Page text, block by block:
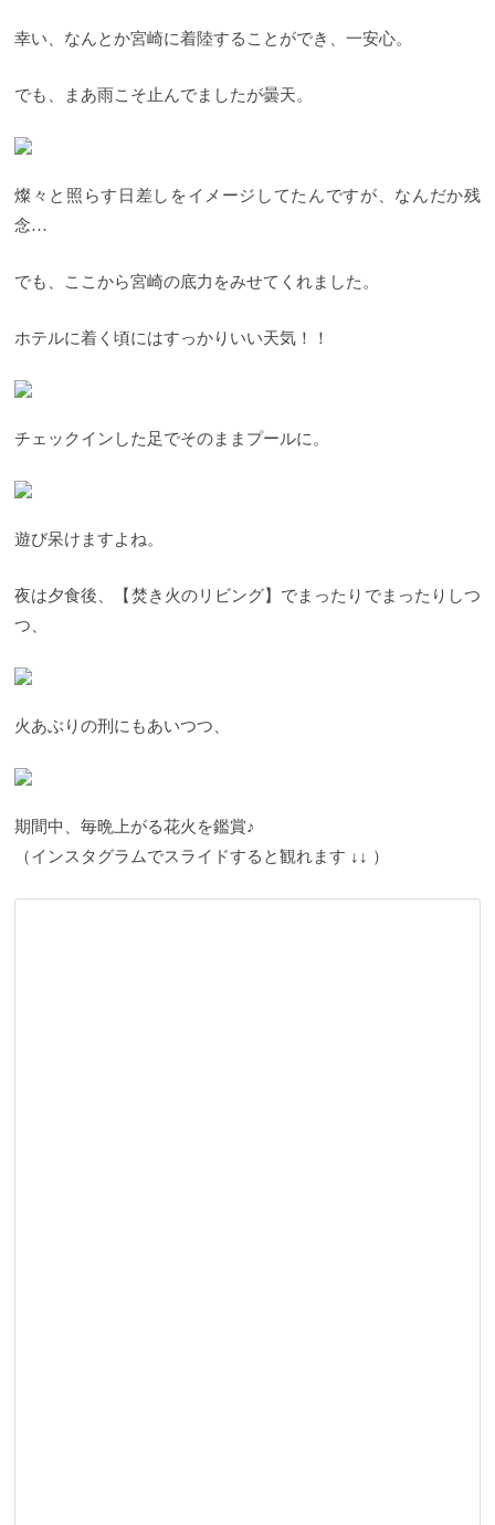
幸い、なんとか宮崎に着陸することができ、一安心。
でも、まあ雨こそ止んでましたが曇天。
燦々と照らす日差しをイメージしてたんですが、なんだか残
念…
でも、ここから宮崎の底力をみせてくれました。
ホテルに着く頃にはすっかりいい天気！！
チェックインした足でそのままプールに。
遊び呆けますよね。
夜は夕食後、【焚き火のリビング】でまったりでまったりしつ
つ、
火あぶりの刑にもあいつつ、
期間中、毎晩上がる花火を鑑賞♪
（インスタグラムでスライドすると観れます ↓↓ ）